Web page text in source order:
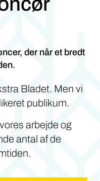
der når et bredt
Bladet. Men vi
publikum.
arbejde og
antal af de